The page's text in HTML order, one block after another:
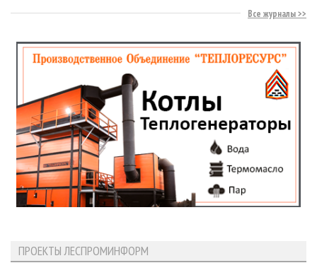
Все журналы
ПРОЕКТЫ ЛЕСПРОМИНФОРМ